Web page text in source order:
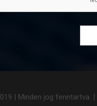
| Minden jog fenntartva. |